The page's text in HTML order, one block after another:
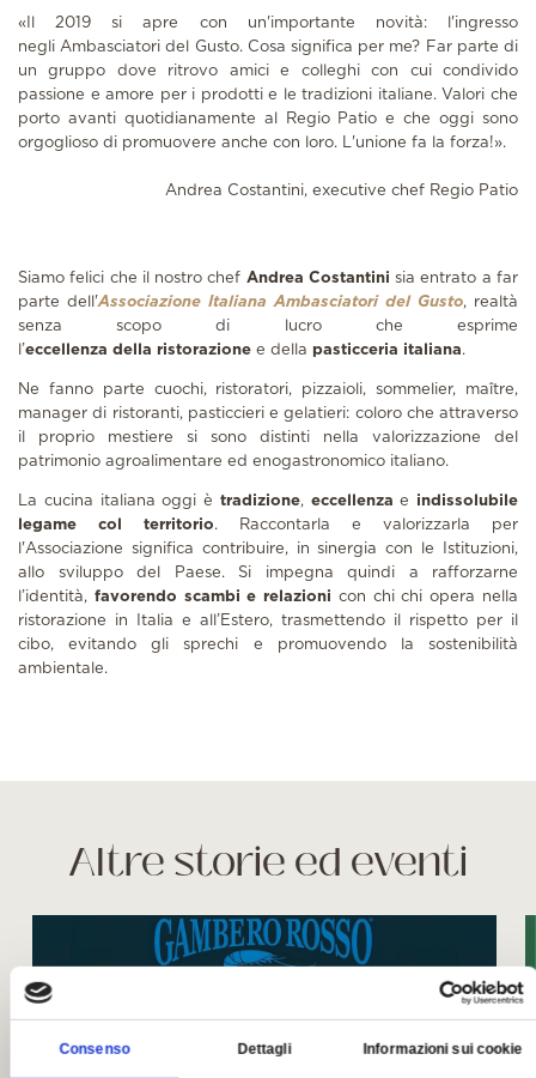
Consenso Dettagli Informazioni sui cookie
«Il 2019 si apre con un'importante novità: l'ingresso
negli Ambasciatori del Gusto. Cosa significa per me? Far parte di
un gruppo dove ritrovo amici e colleghi con cui condivido
passione e amore per i prodotti e le tradizioni italiane. Valori che
porto avanti quotidianamente al Regio Patio e che oggi sono
orgoglioso di promuovere anche con loro. L'unione fa la forza!».
Andrea Costantini, executive chef Regio Patio
Siamo felici che il nostro chef Andrea Costantini sia entrato a far
parte dell'Associazione Italiana Ambasciatori del Gusto, realtà
senza scopo di lucro che esprime
l’eccellenza della ristorazione e della pasticceria italiana.
Ne fanno parte cuochi, ristoratori, pizzaioli, sommelier, maître,
manager di ristoranti, pasticcieri e gelatieri: coloro che attraverso
il proprio mestiere si sono distinti nella valorizzazione del
patrimonio agroalimentare ed enogastronomico italiano.
La cucina italiana oggi è tradizione, eccellenza e indissolubile
legame col territorio. Raccontarla e valorizzarla per
l'Associazione significa contribuire, in sinergia con le Istituzioni,
allo sviluppo del Paese. Si impegna quindi a rafforzarne
l’identità, favorendo scambi e relazioni con chi chi opera nella
ristorazione in Italia e all’Estero, trasmettendo il rispetto per il
cibo, evitando gli sprechi e promuovendo la sostenibilità
ambientale.
Altre storie ed eventi